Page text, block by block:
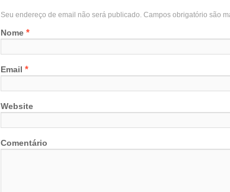
Seu endereço de email não será publicado. Campos obrigatório são
Nome *
Email *
Website
Comentário